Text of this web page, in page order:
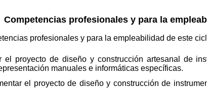
profesionales y para la
profesionales y para la empleabilidad de este
proyecto de diseño y construcción artesanal de
manuales e informáticas específicas.
el proyecto de diseño y construcción de